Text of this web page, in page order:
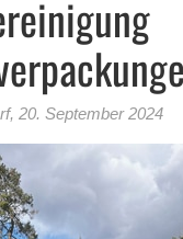
, 20. September 2024